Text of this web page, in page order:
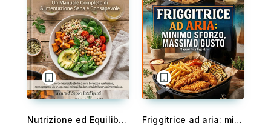
Nutrizione ed Equilibrio - Un Manuale Completo di Alimentazione Sana e Consapevole Friggitrice ad aria: minimo sforzo, massimo gusto - Ricette geniali pronte in meno di 20 minuti per cucinare sano, risparmiare energia e non rinunciare mai al sapore